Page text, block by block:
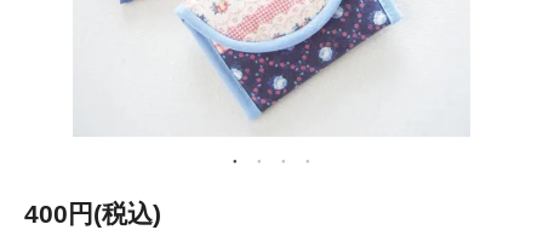
400円(税込)